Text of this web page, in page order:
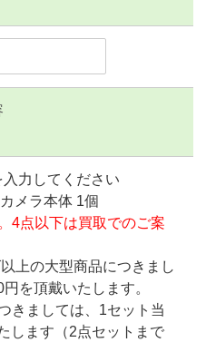
力してください
メラ本体 1個
4点以下は買取でのご案
上の大型商品につきまし
を頂戴いたします。
きましては、1セット当
します（2点セットまで